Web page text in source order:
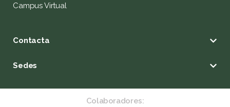
Campus Virtual
Contacta
Sedes
Colaboradores: